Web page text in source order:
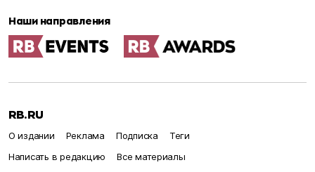
Наши направления
RB.RU
О издании Реклама Подписка
Теги
Написать в редакцию
Все материалы